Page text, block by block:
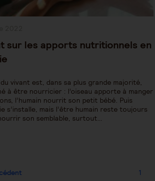
sur les apports nutritionnels en
vivant est, dans sa plus grande majorité,
à être nourricier : l’oiseau apporte à manger
l’humain nourrit son petit bébé. Puis
s’installe, mais l’être humain reste toujours
son semblable, surtout…
1